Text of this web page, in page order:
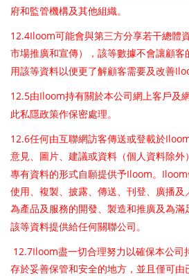
府和監管機構及其他組織。
12.4Iloom可能會與第三方分享若干總體
市場推廣和宣傳），該等數據不會讓顧客
用該等資料以便更了解顧客需要及改善
12.5由Iloom持有關於本公司網上客戶及
此私隱政策作保密處理。
12.6任何由互聯網訪客傳送或登載於
意見、圖片、建議或資料（個人資料除外
專有資料的形式自願提供予Iloom。 Iloom
使用、複製、披露、傳送、刊登、廣播及
為產品及服務的開發、製造和推廣及為滿
該等資料提供給任何關聯公司。
12.7Iloom盡一切合理努力以確保本公司
存於妥善保管和安全的地方，並且僅可由